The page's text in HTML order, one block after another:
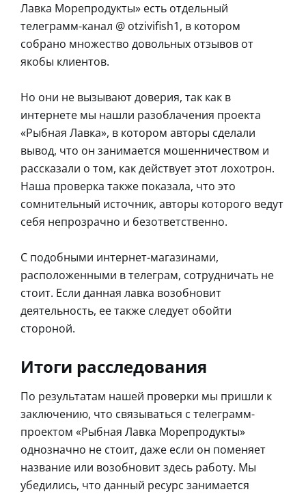
Лавка Морепродукты» есть отдельный
телеграмм-канал @ otzivifish1, в котором
собрано множество довольных отзывов от
якобы клиентов.
Но они не вызывают доверия, так как в
интернете мы нашли разоблачения проекта
«Рыбная Лавка», в котором авторы сделали
вывод, что он занимается мошенничеством и
рассказали о том, как действует этот лохотрон.
Наша проверка также показала, что это
сомнительный источник, авторы которого ведут
себя непрозрачно и безответственно.
С подобными интернет-магазинами,
расположенными в телеграм, сотрудничать не
стоит. Если данная лавка возобновит
деятельность, ее также следует обойти
стороной.
Итоги расследования
По результатам нашей проверки мы пришли к
заключению, что связываться с телеграмм-
проектом «Рыбная Лавка Морепродукты»
однозначно не стоит, даже если он поменяет
название или возобновит здесь работу. Мы
убедились, что данный ресурс занимается